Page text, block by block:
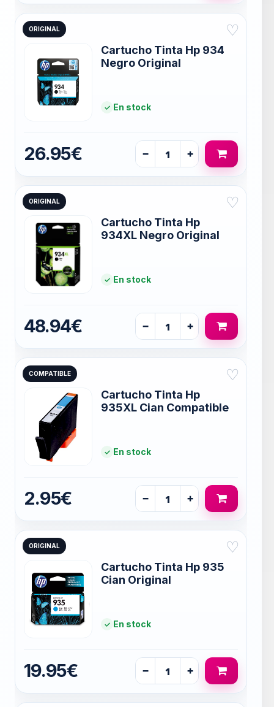
ORIGINAL ♡
Cartucho Tinta Hp 934
Negro Original
En stock
26.95€ − +
ORIGINAL ♡
Cartucho Tinta Hp
934XL Negro Original
En stock
48.94€ − +
COMPATIBLE ♡
Cartucho Tinta Hp
935XL Cian Compatible
En stock
2.95€ − +
ORIGINAL ♡
Cartucho Tinta Hp 935
Cian Original
En stock
19.95€ − +